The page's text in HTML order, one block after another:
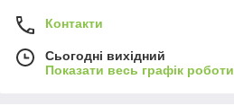
Контакти
Сьогодні вихідний
Показати весь графік роботи